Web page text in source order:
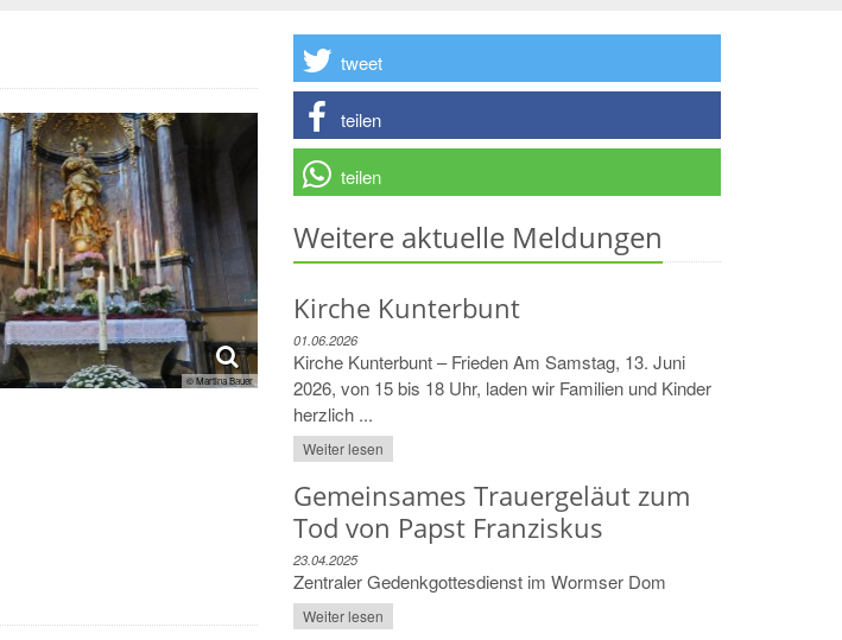
© Martina Bauer
tweet
teilen
teilen
Weitere aktuelle Meldungen
Kirche Kunterbunt
01.06.2026
Kirche Kunterbunt – Frieden Am Samstag, 13. Juni
2026, von 15 bis 18 Uhr, laden wir Familien und Kinder
herzlich ...
Weiter lesen
Gemeinsames Trauergeläut zum
Tod von Papst Franziskus
23.04.2025
Zentraler Gedenkgottesdienst im Wormser Dom
Weiter lesen